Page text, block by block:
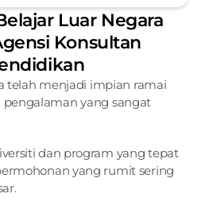
Luar Negara
Konsultan
telah menjadi impian ramai
yang sangat
dan program yang tepat
yang rumit sering